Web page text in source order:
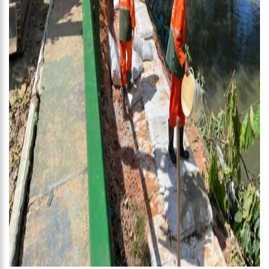
EletroFunk ao lado da Torre Eiffel; vídeo
18:17
Detectores de metais começam a ser usados em escolas
municipais de Manaus
18:13
Helen Ganzarolli confirma que levou golpe do ex-marido:
“Não estou bem”
18:01 Prefeito de São José do Campestre é assassinado a tiros em
sua residência.
17:54
Moradores do Viver Melhor 1 recebem serviços de UBS
móvel da Prefeitura de Manaus a partir de segunda-feira, 24/4
17:48
Wilson Lima apresenta ‘Amazonas Meu Lar’ ao ministro das
Cidades e para a presidente da Caixa
17:41 CNH Social 2023: mais de 90 mil inscrições são realizadas nas
primeiras horas após a liberação do sistema
12:40
Em 10 dias, 225 pessoas foram presas por suspeita de
ligação com ataques a escolas
12:30 Fundação Alfredo da Matta discute parceria e retomada de
vigilância em ISTs
12:10 É hoje: banda Kiss já está em Brasília para show histórico na
Arena BRB
12:00 Homem que divulgava fotos de famosos mortos agia desde